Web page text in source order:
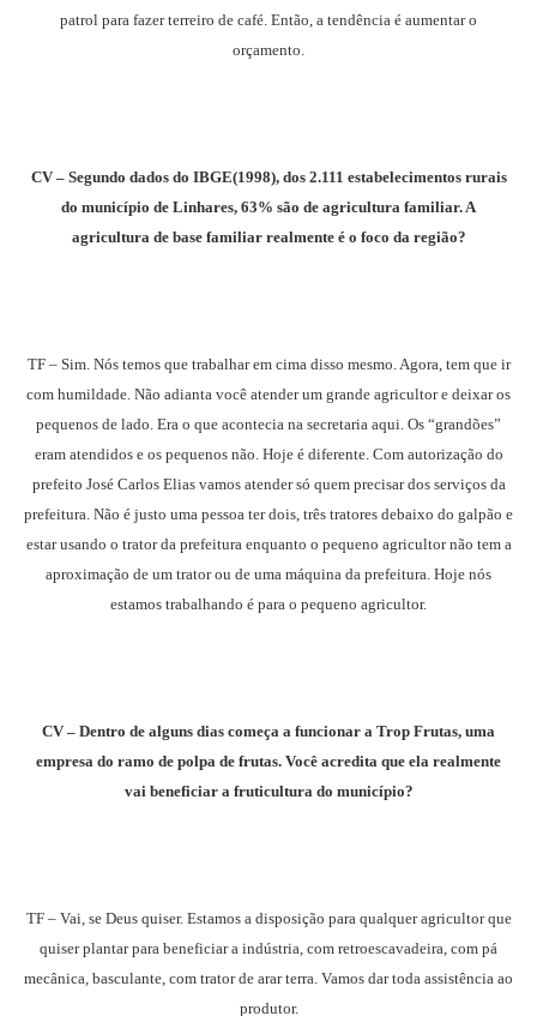
patrol para fazer terreiro de café. Então, a tendência é aumentar o
orçamento.
CV – Segundo dados do IBGE(1998), dos 2.111 estabelecimentos rurais
do município de Linhares, 63% são de agricultura familiar. A
agricultura de base familiar realmente é o foco da região?
TF – Sim. Nós temos que trabalhar em cima disso mesmo. Agora, tem que ir
com humildade. Não adianta você atender um grande agricultor e deixar os
pequenos de lado. Era o que acontecia na secretaria aqui. Os “grandões”
eram atendidos e os pequenos não. Hoje é diferente. Com autorização do
prefeito José Carlos Elias vamos atender só quem precisar dos serviços da
prefeitura. Não é justo uma pessoa ter dois, três tratores debaixo do galpão e
estar usando o trator da prefeitura enquanto o pequeno agricultor não tem a
aproximação de um trator ou de uma máquina da prefeitura. Hoje nós
estamos trabalhando é para o pequeno agricultor.
CV – Dentro de alguns dias começa a funcionar a Trop Frutas, uma
empresa do ramo de polpa de frutas. Você acredita que ela realmente
vai beneficiar a fruticultura do município?
TF – Vai, se Deus quiser. Estamos a disposição para qualquer agricultor que
quiser plantar para beneficiar a indústria, com retroescavadeira, com pá
mecânica, basculante, com trator de arar terra. Vamos dar toda assistência ao
produtor.